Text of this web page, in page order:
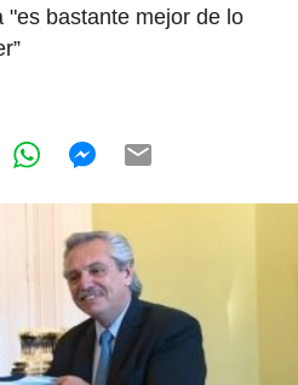
"es bastante mejor de lo